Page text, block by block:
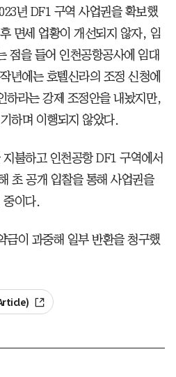
년 DF1 구역 사업권을 확보했
면세 업황이 개선되지 않자, 임
점을 들어 인천공항공사에 임대
년에는 호텔신라의 조정 신청에
하라는 강제 조정안을 내놨지만,
하며 이행되지 않았다.
불하고 인천공항 DF1 구역에서
초 공개 입찰을 통해 사업권을
중이다.
금이 과중해 일부 반환을 청구했